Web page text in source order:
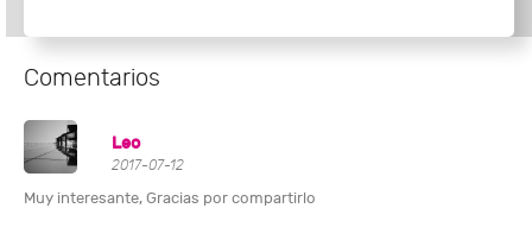
Comentarios
Leo
2017-07-12
Muy interesante, Gracias por compartirlo